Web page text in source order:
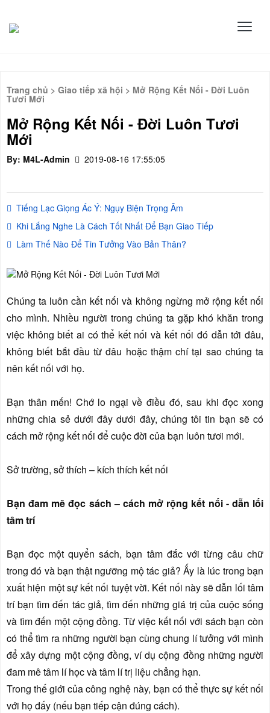
Trang chủ > Giao tiếp xã hội > Mở Rộng Kết Nối - Đời Luôn
Tươi Mới
Mở Rộng Kết Nối - Đời Luôn Tươi
Mới
By: M4L-Admin 2019-08-16 17:55:05
Tiếng Lạc Giọng Ác Ý: Ngụy Biện Trọng Âm
Khi Lắng Nghe Là Cách Tốt Nhất Để Bạn Giao Tiếp
Làm Thế Nào Để Tin Tưởng Vào Bản Thân?
Chúng ta luôn cần kết nối và không ngừng mở rộng kết nối
cho mình. Nhiều người trong chúng ta gặp khó khăn trong
việc không biết ai có thể kết nối và kết nối đó dẫn tới đâu,
không biết bắt đầu từ đâu hoặc thậm chí tại sao chúng ta
nên kết nối với họ.
Bạn thân mến! Chớ lo ngại về điều đó, sau khi đọc xong
những chia sẻ dưới đây dưới đây, chúng tôi tin bạn sẽ có
cách mở rộng kết nối để cuộc đời của bạn luôn tươi mới.
Sở trường, sở thích – kích thích kết nối
Bạn đam mê đọc sách – cách mở rộng kết nối - dẫn lối
tâm trí
Bạn đọc một quyển sách, bạn tâm đắc với từng câu chữ
trong đó và bạn thật ngưỡng mộ tác giả? Ấy là lúc trong bạn
xuất hiện một sự kết nối tuyệt vời. Kết nối này sẽ dẫn lối tâm
trí bạn tìm đến tác giả, tìm đến những giá trị của cuộc sống
và tìm đến một cộng đồng. Từ việc kết nối với sách bạn còn
có thể tìm ra những người bạn cùng chung lí tưởng với mình
để xây dựng một cộng đồng, ví dụ cộng đồng những người
đam mê tâm lí học và tâm lí trị liệu chẳng hạn.
Trong thế giới của công nghệ này, bạn có thể thực sự kết nối
với họ đấy (nếu bạn tiếp cận đúng cách).